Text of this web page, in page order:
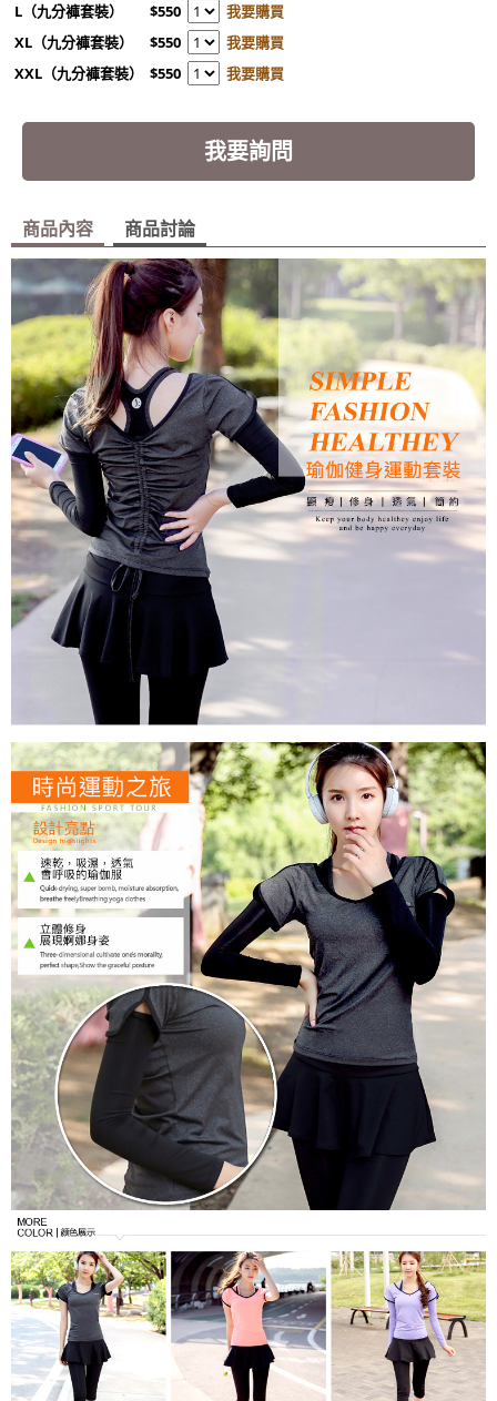
L（九分褲套裝）
$550
我要購買
XL（九分褲套裝）
$550
我要購買
XXL（九分褲套裝）
$550 我要購買
我要詢問
商品內容 商品討論